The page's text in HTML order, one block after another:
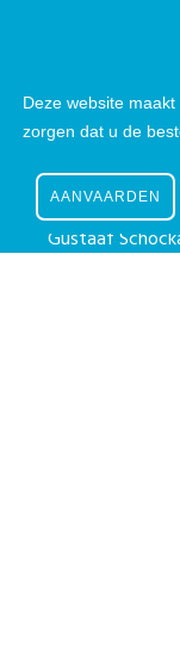
Deze website
zorgen dat u de
AANVAARDEN
Gustaaf